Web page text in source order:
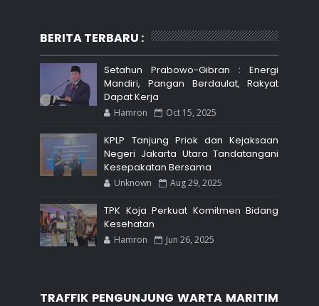
BERITA TERBARU :
Setahun Prabowo-Gibran : Energi
Mandiri, Pangan Berdaulat, Rakyat
Dapat Kerja
Hamron Oct 15, 2025
KPLP Tanjung Priok dan Kejaksaan
Negeri Jakarta Utara Tandatangani
Kesepakatan Bersama
Unknown Aug 29, 2025
TPK Koja Perkuat Komitmen Bidang
Kesehatan
Hamron Jun 26, 2025
TRAFFIK PENGUNJUNG WARTA MARITIM